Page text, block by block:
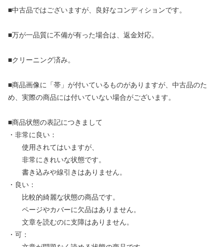
■中古品ではございますが、良好なコンディションです。
■万が一品質に不備が有った場合は、返金対応。
■クリーニング済み。
■商品画像に「帯」が付いているものがありますが、中古品のた
め、実際の商品には付いていない場合がございます。
■商品状態の表記につきまして
・非常に良い：
使用されてはいますが、
非常にきれいな状態です。
書き込みや線引きはありません。
・良い：
比較的綺麗な状態の商品です。
ページやカバーに欠品はありません。
文章を読むのに支障はありません。
・可：